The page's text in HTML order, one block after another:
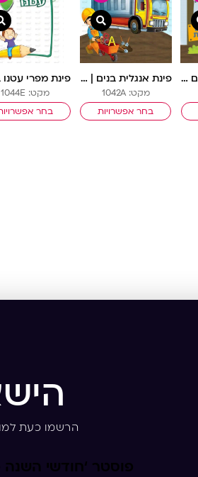
פינת מכתבים בנים | בנאים
צפייה מהירה
פינת אנגלית בנים | בנאים
מקט: 1042A
בחר אפשרויות
צפייה מהירה
מקט: 1044E
בחר
הרשמו כעת
פוסטר ‘חודשי השנה